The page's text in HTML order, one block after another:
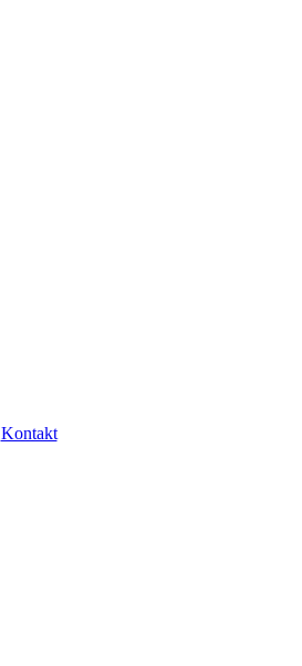
Kontakt